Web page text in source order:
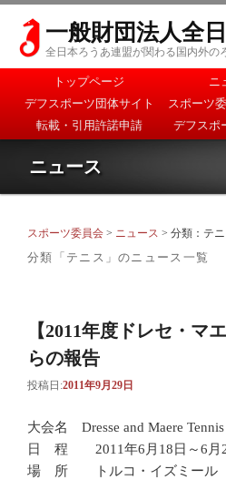
一般財団法人全
全日本ろうあ連盟が関わる国内外の
メインメニュー
メインコンテンツへ移
動
サブコンテンツへ移動
トップページ ニ
デフスポーツ団体サイト
スポーツ
転載・引用許諾申請
デフスポ
ニュース
スポーツ委員会 > ニュース > 分類：テ
分類「 テニス 」のニュース一覧
【2011年度ドレセ・マ
らの報告
投稿日:2011年9月29日
大会名 Dresse and Maere
日 程 2011年6月18日～6月
場 所 トルコ・イズミール